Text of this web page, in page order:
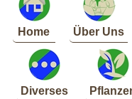
Home Über Uns
Diverses